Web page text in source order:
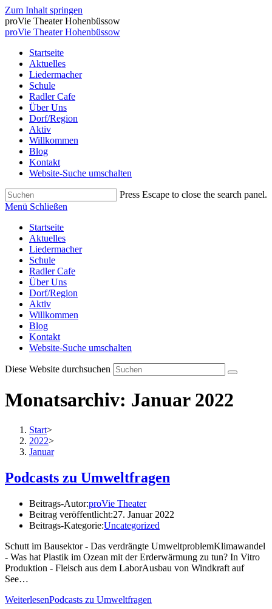
Zum Inhalt springen
proVie Theater Hohenbüssow
proVie Theater Hohenbüssow
Startseite
Aktuelles
Liedermacher
Schule
Radler Cafe
Über Uns
Dorf/Region
Aktiv
Willkommen
Blog
Kontakt
Website-Suche umschalten
Press Escape to close the search panel.
Menü Schließen
Startseite
Aktuelles
Liedermacher
Schule
Radler Cafe
Über Uns
Dorf/Region
Aktiv
Willkommen
Blog
Kontakt
Website-Suche umschalten
Diese Website durchsuchen
Monatsarchiv: Januar 2022
Start>
2022>
Januar
Podcasts zu Umweltfragen
Beitrags-Autor:proVie Theater
Beitrag veröffentlicht:27. Januar 2022
Beitrags-Kategorie:Uncategorized
Schutt im Bausektor - Das verdrängte UmweltproblemKlimawandel
- Was hat Plastik im Ozean mit der Erderwärmung zu tun? In Vitro
Produktion - Fleisch aus dem LaborAusbau von Windkraft auf
See…
WeiterlesenPodcasts zu Umweltfragen